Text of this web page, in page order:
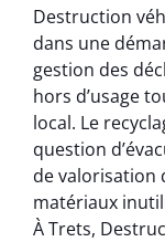
Destruction
dans une
gestion des
hors d’usage
local. Le
question
de valorisation
matériaux
À Trets,